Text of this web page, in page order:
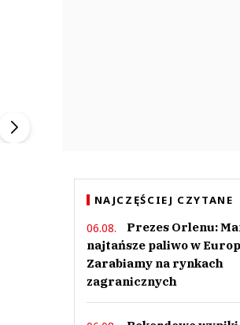
NAJCZĘŚCIEJ CZYTANE
06.08.
Prezes Orlenu:
najtańsze paliwo w
Zarabiamy na rynkach
zagranicznych